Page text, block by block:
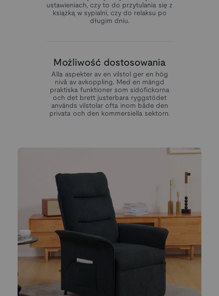
ustawieniach, czy to do przytulania się z
książką w sypialni, czy do relaksu po
długim dniu.
Możliwość dostosowania
Alla aspekter av en vilstol ger en hög
nivå av avkoppling. Med en mängd
praktiska funktioner som sidofickorna
och det brett justerbara ryggstödet
används vilstolar ofta inom både den
privata och den kommersiella sektorn.